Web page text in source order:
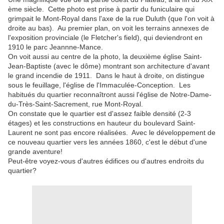
ème siècle. Cette photo est prise à partir du funiculaire qui
grimpait le Mont-Royal dans l'axe de la rue Duluth (que l'on voit à
droite au bas). Au premier plan, on voit les terrains annexes de
l'exposition provinciale (le Fletcher's field), qui deviendront en
1910 le parc Jeannne-Mance.
On voit aussi au centre de la photo, la deuxième église Saint-
Jean-Baptiste (avec le dôme) montrant son architecture d'avant
le grand incendie de 1911. Dans le haut à droite, on distingue
sous le feuillage, l'église de l'Immaculée-Conception. Les
habitués du quartier reconnaîtront aussi l'église de Notre-Dame-
du-Très-Saint-Sacrement, rue Mont-Royal.
On constate que le quartier est d'assez faible densité (2-3
étages) et les constructions en hauteur du boulevard Saint-
Laurent ne sont pas encore réalisées. Avec le développement de
ce nouveau quartier vers les années 1860, c'est le début d'une
grande aventure!
Peut-être voyez-vous d'autres édifices ou d'autres endroits du
quartier?